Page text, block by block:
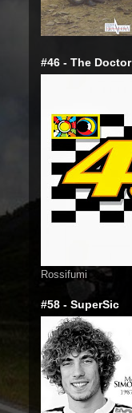
#46 - The Doctor
Rossifumi
#58 - SuperSic